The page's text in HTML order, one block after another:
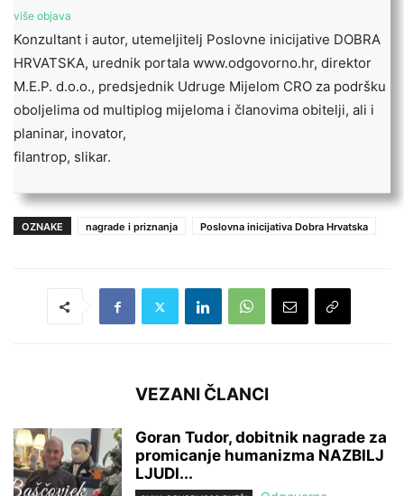
više objava
Konzultant i autor, utemeljitelj Poslovne inicijative DOBRA
HRVATSKA, urednik portala www.odgovorno.hr, direktor
M.E.P. d.o.o., predsjednik Udruge Mijelom CRO za podršku
oboljelima od multiplog mijeloma i članovima obitelji, ali i
planinar, inovator,
filantrop, slikar.
OZNAKE nagrade i priznanja Poslovna inicijativa Dobra Hrvatska
VEZANI ČLANCI
Goran Tudor, dobitnik nagrade za
promicanje humanizma NAZBILJ
LJUDI...